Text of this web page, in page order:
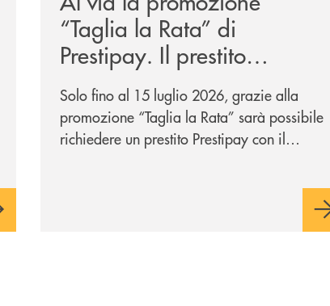
“Taglia la Rata” di
Prestipay. Il prestito
personale che si fa in due
per te!
Solo fino al 15 luglio 2026, grazie alla
promozione “Taglia la Rata” sarà possibile
richiedere un prestito Prestipay con il